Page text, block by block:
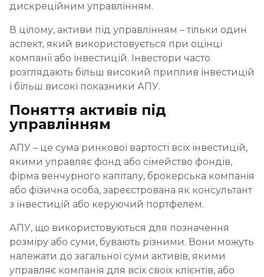
дискреційним управлінням.
В цілому, активи під управлінням – тільки один
аспект, який використовується при оцінці
компанії або інвестицій. Інвестори часто
розглядають більш високий приплив інвестицій
і більш високі показники АПУ.
Поняття активів під
управлінням
АПУ – це сума ринкової вартості всіх інвестицій,
якими управляє фонд або сімейство фондів,
фірма венчурного капіталу, брокерська компанія
або фізична особа, зареєстрована як консультант
з інвестицій або керуючий портфелем.
АПУ, що використовуються для позначення
розміру або суми, бувають різними. Вони можуть
належати до загальної суми активів, якими
управляє компанія для всіх своїх клієнтів, або